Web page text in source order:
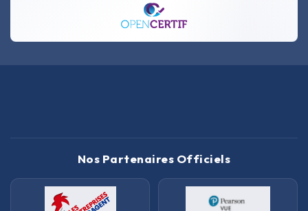
Nos Partenaires Officiels